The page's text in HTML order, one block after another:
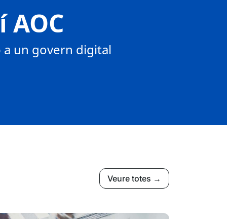
a un govern digital
Veure totes →